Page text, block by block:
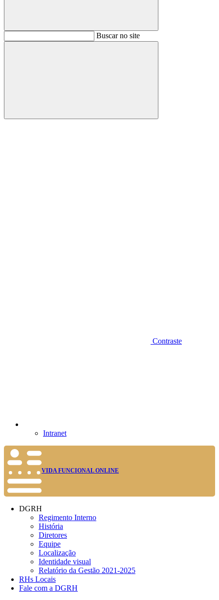
BuscarBuscar no site
Buscar
Contraste
Intranet
VIDA FUNCIONAL ONLINE
DGRH
Regimento Interno
História
Diretores
Equipe
Localização
Identidade visual
Relatório da Gestão 2021-2025
RHs Locais
Fale com a DGRH